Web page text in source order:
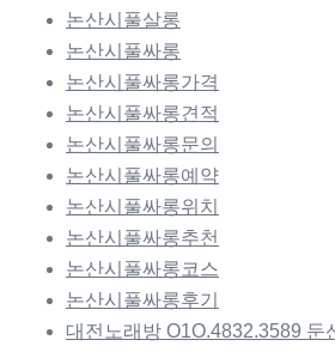
논산시풀살롱
논산시풀싸롱
논산시풀싸롱가격
논산시풀싸롱견적
논산시풀싸롱문의
논산시풀싸롱예약
논산시풀싸롱위치
논산시풀싸롱추천
논산시풀싸롱코스
논산시풀싸롱후기
대전노래방 O1O.4832.3589 둔